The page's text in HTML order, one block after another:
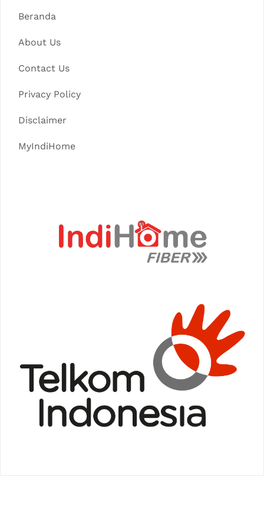
Beranda
About Us
Contact Us
Privacy Policy
Disclaimer
MyIndiHome